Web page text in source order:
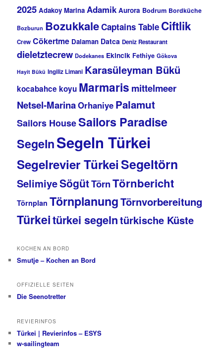
2025 Adakoy Marina Adamik Aurora Bodrum Bordküche
Bozburun BozukkaleCaptains Table Ciftlik
Crew Cökertme Dalaman Datca Deniz Restaurant
dieletztecrew Dodekanes Ekincik Fethiye Gökova
Hayit Bükü Ingiliz Limani Karasüleyman Bükü
kocabahce koyu Marmaris mittelmeer
Netsel-MarinaOrhaniye Palamut
Sailors HouseSailors Paradise
SegelnSegeln Türkei
Segelrevier TürkeiSegeltörn
SelimiyeSögütTörnTörnbericht
Törnplan TörnplanungTörnvorbereitung
Türkeitürkei segelntürkische Küste
KOCHEN AN BORD
Smutje – Kochen an Bord
OFFIZIELLE SEITEN
Die Seenotretter
REVIERINFOS
Türkei | Revierinfos – ESYS
w-sailingteam